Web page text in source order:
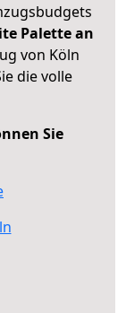
Palette an
von Köln
die volle
Sie